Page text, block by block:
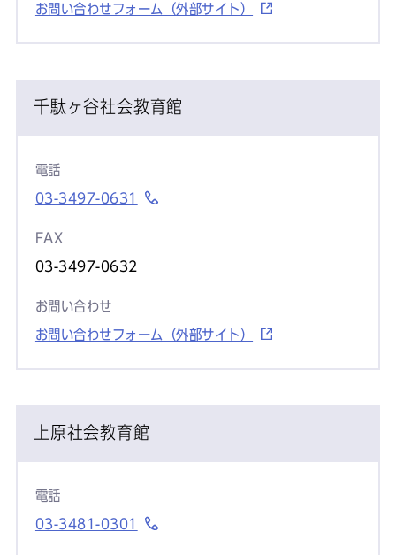
お問い合わせフォーム（外部サイト）
千駄ヶ谷社会教育館
電話
03-3497-0631
FAX
03-3497-0632
お問い合わせ
お問い合わせフォーム（外部サイト）
上原社会教育館
電話
03-3481-0301